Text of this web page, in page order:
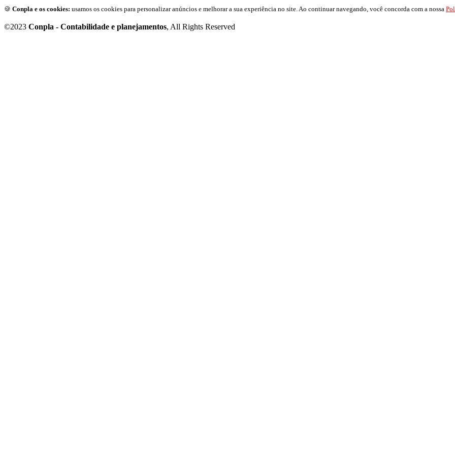
🍪 Conpla e os cookies: usamos os cookies para personalizar anúncios e melhorar a sua experiência no site. Ao continuar navegando, você concorda com a nossa
©2023 Conpla - Contabilidade e planejamentos, All Rights Reserved